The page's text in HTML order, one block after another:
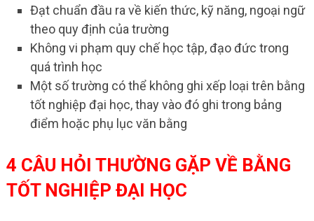
Đạt chuẩn đầu ra về kiến thức, kỹ năng, ngoại ngữ
theo quy định của trường
Không vi phạm quy chế học tập, đạo đức trong
quá trình học
Một số trường có thể không ghi xếp loại trên bằng
tốt nghiệp đại học, thay vào đó ghi trong bảng
điểm hoặc phụ lục văn bằng
4 CÂU HỎI THƯỜNG GẶP VỀ BẰNG
TỐT NGHIỆP ĐẠI HỌC